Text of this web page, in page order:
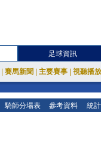
足球資訊
賽馬新聞 主要賽事 視聽播
騎師分場表 參考資料 統